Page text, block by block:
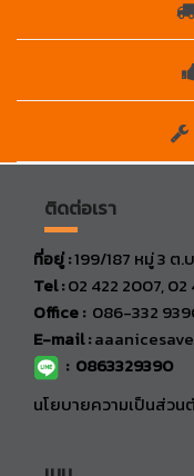
ติดต่อเรา
ที่อยู่ :199/187 หมู่ 3 ต.
Tel :02 422 2007,
Office : 086-332
E-mail :
: 0863329390
นโยบายความเป็นส่วน